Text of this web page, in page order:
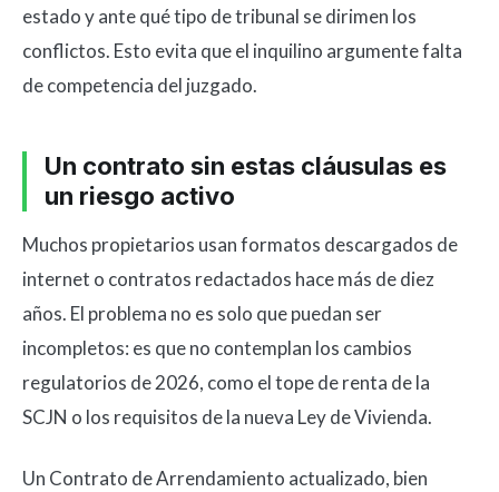
estado y ante qué tipo de tribunal se dirimen los
conflictos. Esto evita que el inquilino argumente falta
de competencia del juzgado.
Un contrato sin estas cláusulas es
un riesgo activo
Muchos propietarios usan formatos descargados de
internet o contratos redactados hace más de diez
años. El problema no es solo que puedan ser
incompletos: es que no contemplan los cambios
regulatorios de 2026, como el tope de renta de la
SCJN o los requisitos de la nueva Ley de Vivienda.
Un Contrato de Arrendamiento actualizado, bien